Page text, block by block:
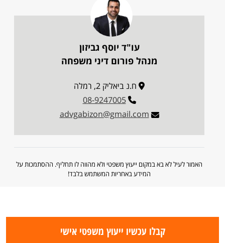
עו"ד יוסף גביזון
מנהל פורום דיני משפחה
ח.נ ביאליק 2, רמלה
08-9247005
advgabizon@gmail.com
האמור לעיל לא בא במקום ייעוץ משפטי ולא מהווה לו תחליף. ההסתמכות על
המידע באחריות המשתמש בלבד!
קבלו עכשיו ייעוץ משפטי אישי